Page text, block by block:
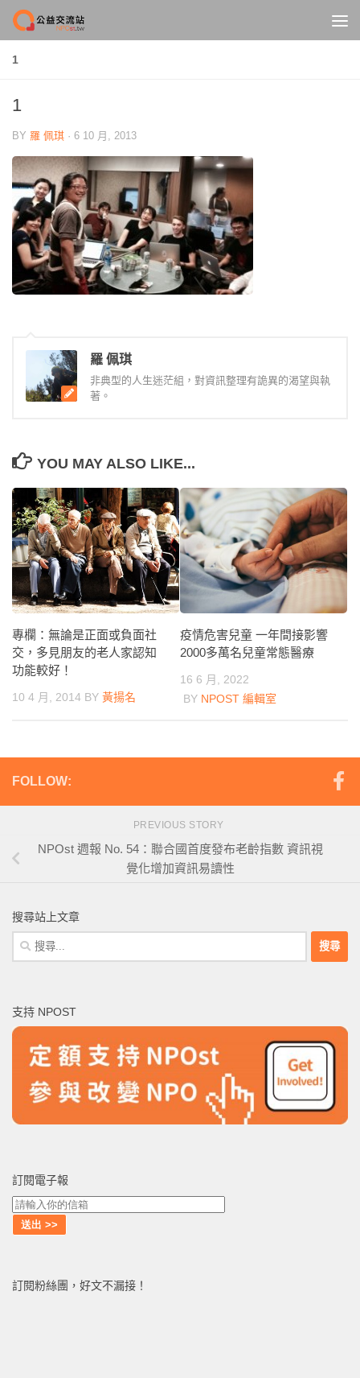
Skip to content
1
1
BY 羅 佩琪 · 6 10 月, 2013
羅 佩琪
非典型的人生迷茫組，對資訊整理有詭異的渴望與執
著。
YOU MAY ALSO LIKE...
專欄：無論是正面或負面社
交，多見朋友的老人家認知
功能較好！
10 4 月, 2014 BY 黃揚名
疫情危害兒童 一年間接影響
2000多萬名兒童常態醫療
16 6 月, 2022
BY NPOST 編輯室
FOLLOW:
PREVIOUS STORY
NPOst 週報 No. 54：聯合國首度發布老齡指數 資訊視
覺化增加資訊易讀性
搜尋站上文章
搜
尋
字:
支持 NPOST
訂閱電子報
訂閱粉絲團，好文不漏接！